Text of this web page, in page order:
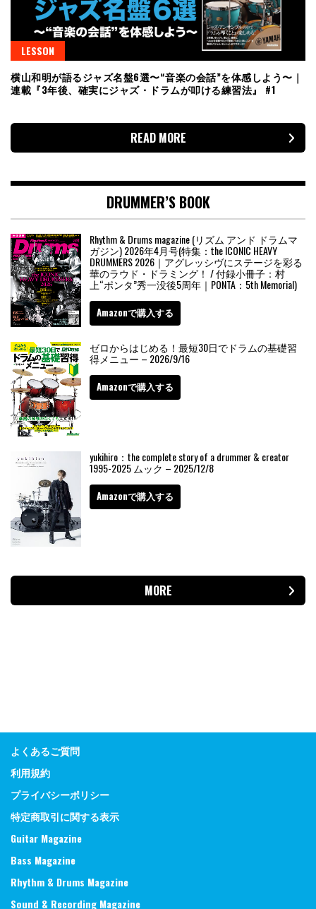
LESSON
横山和明が語るジャズ名盤6選〜“音楽の会話”を体感しよう〜｜
連載『3年後、確実にジャズ・ドラムが叩ける練習法』 #1
READ MORE
DRUMMER’S BOOK
Rhythm & Drums magazine (リズム アンド ドラムマ
ガジン) 2026年4月号(特集：the ICONIC HEAVY
DRUMMERS 2026｜アグレッシヴにステージを彩る
華のラウド・ドラミング！ / 付録小冊子：村
上“ポンタ”秀一没後5周年｜PONTA：5th Memorial)
Amazonで購入する
ゼロからはじめる！最短30日でドラムの基礎習
得メニュー – 2026/9/16
Amazonで購入する
yukihiro：the complete story of a drummer & creator
1995-2025 ムック – 2025/12/8
Amazonで購入する
MORE
よくあるご質問
利用規約
プライバシーポリシー
特定商取引に関する表示
Guitar Magazine
Bass Magazine
Rhythm & Drums Magazine
Sound & Recording Magazine